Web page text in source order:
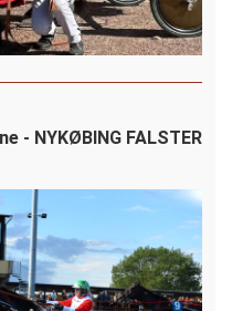
- NYKØBING FALSTER